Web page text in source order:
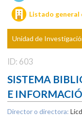
Listado general
Unidad de
ID: 603
SISTEMA
E
Director o directora: